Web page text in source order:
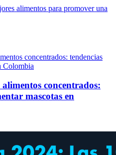
alimentos para promover una
concentrados:
mascotas en